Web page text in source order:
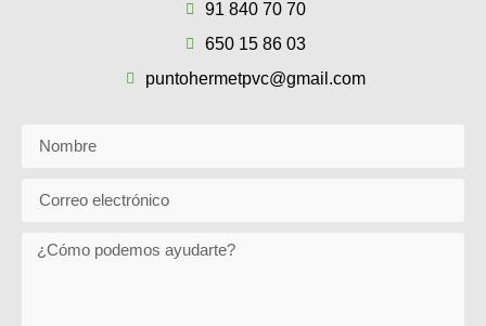
91 840 70 70
650 15 86 03
puntohermetpvc@gmail.com